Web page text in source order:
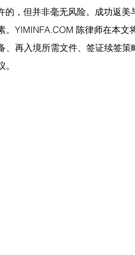
的，但并非毫无风险。成功返
YIMINFA.COM 陈律师在本文
、再入境所需文件、签证续签